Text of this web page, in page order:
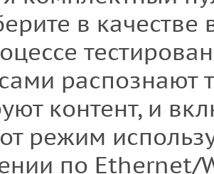
в качестве
распознают
контент, и
режим
по Ethernet/